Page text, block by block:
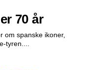
70 år
om spanske ikoner,
tyren....